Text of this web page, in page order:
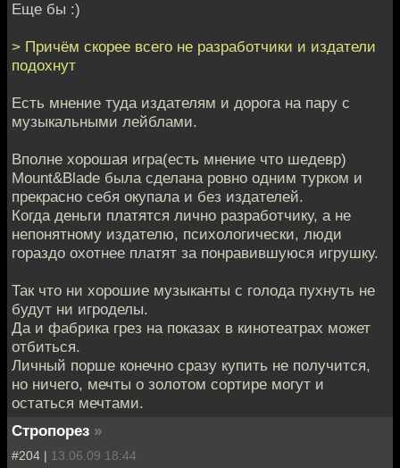
Еще бы :)
> Причём скорее всего не разработчики и издатели
подохнут
Есть мнение туда издателям и дорога на пару с
музыкальными лейблами.
Вполне хорошая игра(есть мнение что шедевр)
Mount&Blade была сделана ровно одним турком и
прекрасно себя окупала и без издателей.
Когда деньги платятся лично разработчику, а не
непонятному издателю, психологически, люди
гораздо охотнее платят за понравившуюся игрушку.
Так что ни хорошие музыканты с голода пухнуть не
будут ни игроделы.
Да и фабрика грез на показах в кинотеатрах может
отбиться.
Личный порше конечно сразу купить не получится,
но ничего, мечты о золотом сортире могут и
остаться мечтами.
Стропорез »
#204 | 13.06.09 18:44